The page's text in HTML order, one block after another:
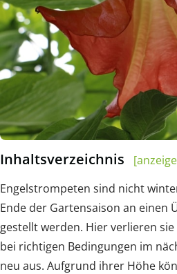
Inhaltsverzeichnis
Engelstrompeten sind nicht
Ende der Gartensaison an einen
gestellt werden. Hier verlieren
bei richtigen Bedingungen im
neu aus. Aufgrund ihrer Höhe